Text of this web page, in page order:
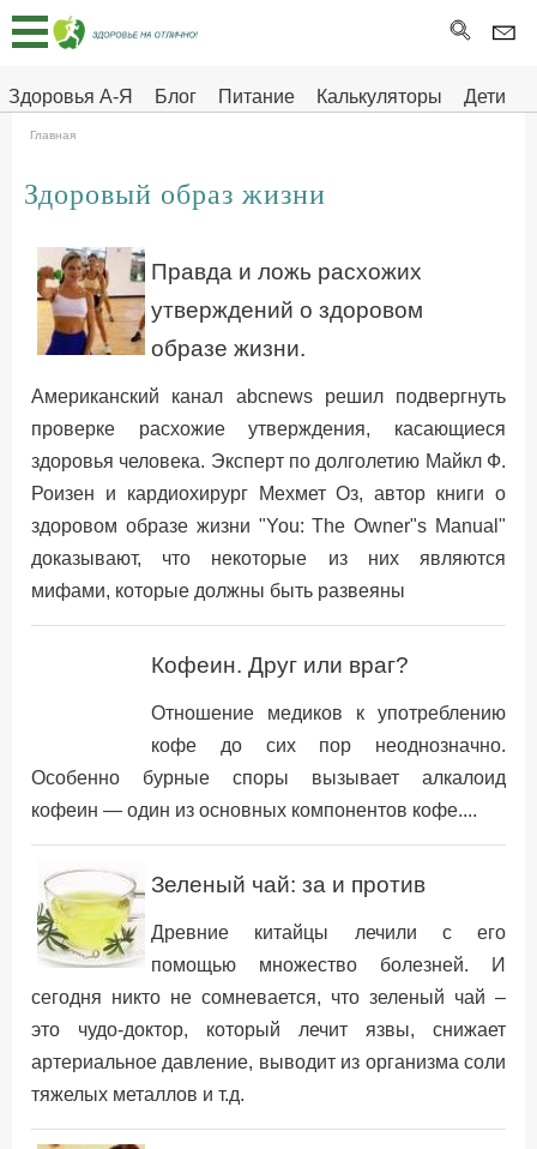
Здоровья А-Я Блог Питание Калькуляторы
Дети
Главная
Тесты
Про
ДЕТЯМ
Главная
Здоровый образ жизни
Правда и ложь расхожих
утверждений о здоровом
образе жизни.
Американский канал abcnews решил подвергнуть
проверке расхожие утверждения, касающиеся
здоровья человека. Эксперт по долголетию Майкл Ф.
Роизен и кардиохирург Мехмет Оз, автор книги о
здоровом образе жизни "You: The Owner"s Manual"
доказывают, что некоторые из них являются
мифами, которые должны быть развеяны
Кофеин. Друг или враг?
Отношение медиков к употреблению
кофе до сих пор неоднозначно.
Особенно бурные споры вызывает алкалоид
кофеин — один из основных компонентов кофе....
Зеленый чай: за и против
Древние китайцы лечили с его
помощью множество болезней. И
сегодня никто не сомневается, что зеленый чай –
это чудо-доктор, который лечит язвы, снижает
артериальное давление, выводит из организма соли
тяжелых металлов и т.д.